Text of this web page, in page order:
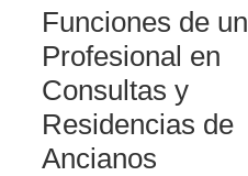
Funciones de un
Profesional en
Consultas y
Residencias de
Ancianos